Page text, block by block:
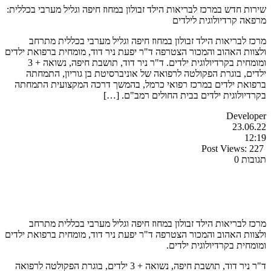
שירות חדש במרכז לבריאות הילד זבולון במחוז חיפה וגליל מערבי בכללית:
מרפאה קרדיולוגית לילדים
מרכז לבריאות הילד זבולון במחוז חיפה וגליל מערבי בכללית מתרחב
ולצוות האהוב והמכור הצטרפה ד"ר יפעת ניר דוד, מומחית ברפואת ילדים
ומומחית בקרדיולוגית ילדים. ד"ר ניר דוד, תושבת חיפה, נשואה + 3
ילדים, בוגרת הפקולטה לרפואה של אוניברסיטת בן גוריון, התמחתה
ברפואת ילדים במרכז רפואי כרמל, בהמשך דרכה המקצועית התמחתה
בקרדיולוגית ילדים בבית החולים רמב"ם. […]
Developer
23.06.22
12:19
Post Views: 227
תגובות 0
מרכז לבריאות הילד זבולון במחוז חיפה וגליל מערבי בכללית מתרחב
ולצוות האהוב והמכור הצטרפה ד"ר יפעת ניר דוד, מומחית ברפואת ילדים
ומומחית בקרדיולוגית ילדים.
ד"ר ניר דוד, תושבת חיפה, נשואה + 3 ילדים, בוגרת הפקולטה לרפואה